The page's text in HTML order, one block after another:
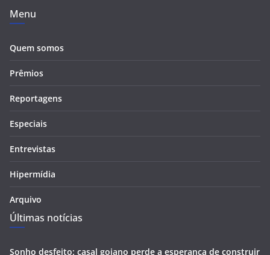
Menu
Quem somos
Prêmios
Reportagens
Especiais
Entrevistas
Hipermídia
Arquivo
Últimas notícias
Sonho desfeito: casal goiano perde a esperança de construir